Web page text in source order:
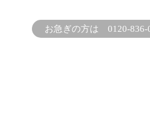
お急ぎの方は 0120-836-